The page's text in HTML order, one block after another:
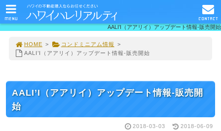
AALI’I（アアリイ）アップデート情報-販売開始
HOME > コンドミニアム情報
>
AALI’I（アアリイ）アップデート情報-販売開始
AALI’I（アアリイ）アップデート情報-販売開
始
2018-03-03 2018-06-09
MENU CONTACT